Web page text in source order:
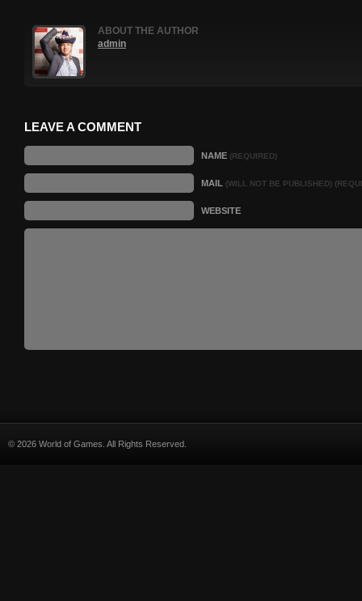
ABOUT THE AUTHOR
admin
LEAVE A COMMENT
NAME (REQUIRED)
MAIL (WILL NOT BE PUBLISHED)
WEBSITE
© 2026 World of Games. All Rights Reserved.